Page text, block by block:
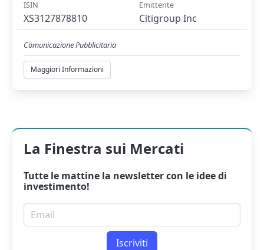
ISIN
XS3127878810
Emittente
Citigroup Inc
Comunicazione Pubblicitaria
Maggiori Informazioni
La Finestra sui Mercati
Tutte le mattine la newslettercon le idee di
investimento!
Email per newsletter
Iscriviti